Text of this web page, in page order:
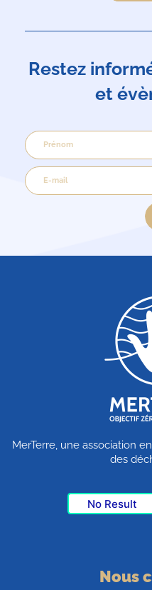
Restez
et
MerTerre, une association
des
No Result
Nous